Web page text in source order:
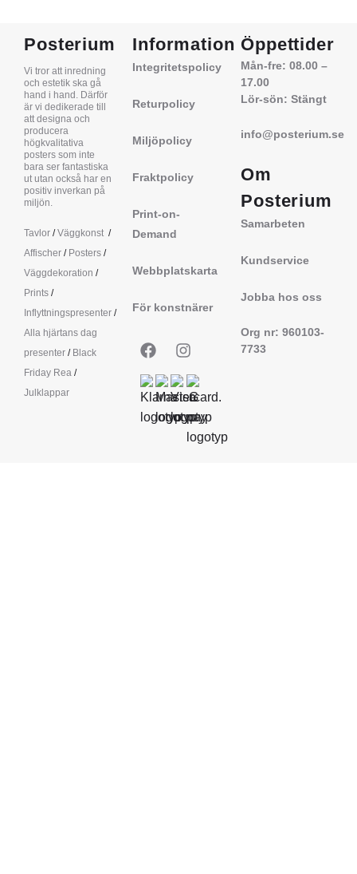
Posterium
Vi tror att inredning
och estetik ska gå
hand i hand. Därför
är vi dedikerade till
att designa och
producera
högkvalitativa
posters som inte
bara ser fantastiska
ut utan också har en
positiv inverkan på
miljön.
Tavlor /Väggkonst /
Affischer / Posters /
Väggdekoration /
Prints /
Inflyttningspresenter /
Alla hjärtans dag
presenter / Black
Friday Rea /
Julklappar
Information
Integritetspolicy
Returpolicy
Miljöpolicy
Fraktpolicy
Print-on-
Demand
Webbplatskarta
För konstnärer
Öppettider
Mån-fre: 08.00 –
17.00
Lör-sön: Stängt
info@posterium.se
Om
Posterium
Samarbeten
Kundservice
Jobba hos oss
Org nr: 960103-
7733